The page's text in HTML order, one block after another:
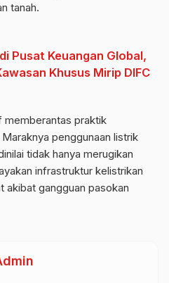
tanah.
Pusat Keuangan Global,
Khusus Mirip DIFC
memberantas praktik
penggunaan listrik
tidak hanya merugikan
infrastruktur kelistrikan
akibat gangguan pasokan